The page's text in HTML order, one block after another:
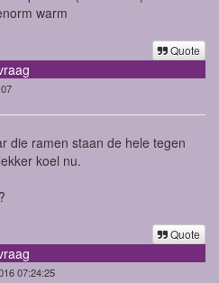
warm
Quote
die ramen staan de hele tegen
koel nu.
Quote
07:24:25